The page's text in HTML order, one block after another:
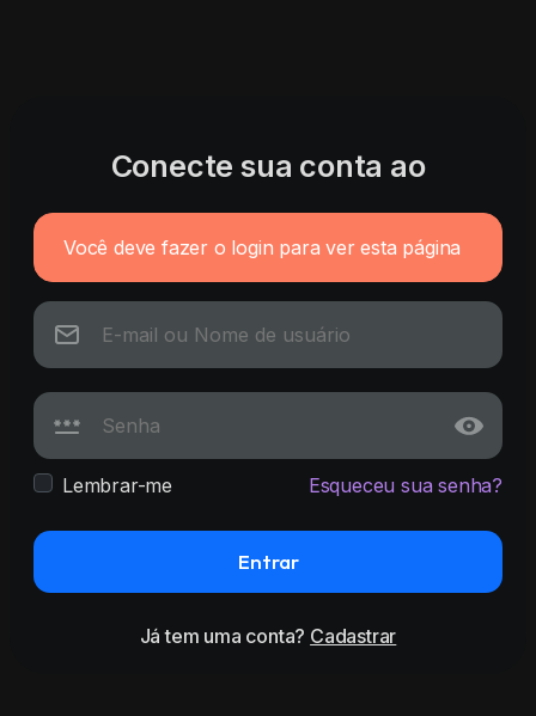
Conecte sua conta ao
Você deve fazer o login para ver esta página
Lembrar-me Esqueceu sua senha?
Entrar
Já tem uma conta? Cadastrar